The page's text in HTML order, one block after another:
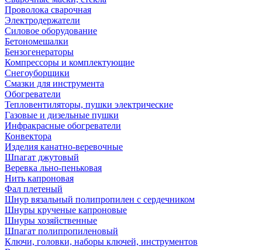
Проволока сварочная
Электродержатели
Силовое оборудование
Бетономешалки
Бензогенераторы
Компрессоры и комплектующие
Снегоуборщики
Смазки для инструмента
Обогреватели
Тепловентиляторы, пушки электрические
Газовые и дизельные пушки
Инфракрасные обогреватели
Конвектора
Изделия канатно-веревочные
Шпагат джутовый
Веревка льно-пеньковая
Нить капроновая
Фал плетеный
Шнур вязальный полипропилен с сердечником
Шнуры крученые капроновые
Шнуры хозяйственные
Шпагат полипропиленовый
Ключи, головки, наборы ключей, инструментов